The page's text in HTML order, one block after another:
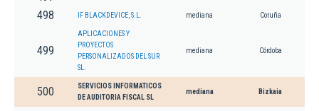
498 IF BLACKDEVICE, S.L. mediana Coruña
499
APLICACIONES Y
PROYECTOS
PERSONALIZADOS DEL SUR
SL.
mediana Córdoba
500
SERVICIOS INFORMATICOS
DE AUDITORIA FISCAL SL
mediana Bizkaia